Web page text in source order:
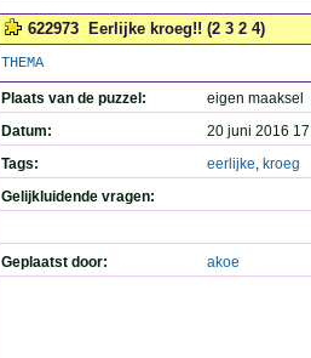
622973 Eerlijke kroeg!! (2 3 2 4)
THEMA
Plaats van de puzzel:
eigen maaksel
Datum:
20 juni 2016
Tags:
eerlijke, kroeg
Gelijkluidende vragen:
Geplaatst door: akoe